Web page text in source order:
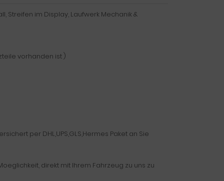
Streifen im Display, Laufwerk Mechanik &
vorhanden ist )
per DHL,UPS,GLS,Hermes Paket an Sie
direkt mit Ihrem Fahrzeug zu uns zu